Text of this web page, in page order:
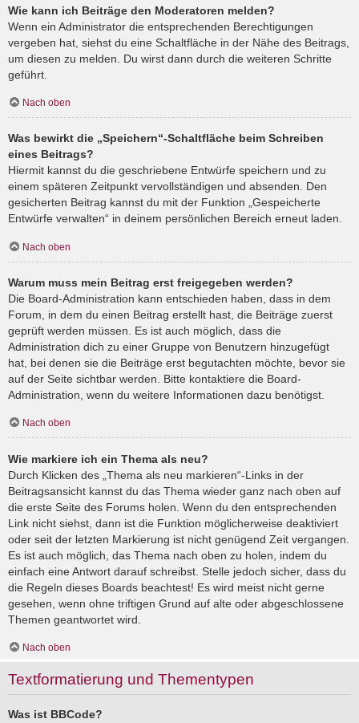
Wie kann ich Beiträge den Moderatoren melden?
Wenn ein Administrator die entsprechenden Berechtigungen
vergeben hat, siehst du eine Schaltfläche in der Nähe des Beitrags,
um diesen zu melden. Du wirst dann durch die weiteren Schritte
geführt.
Nach oben
Was bewirkt die „Speichern“-Schaltfläche beim Schreiben
eines Beitrags?
Hiermit kannst du die geschriebene Entwürfe speichern und zu
einem späteren Zeitpunkt vervollständigen und absenden. Den
gesicherten Beitrag kannst du mit der Funktion „Gespeicherte
Entwürfe verwalten“ in deinem persönlichen Bereich erneut laden.
Nach oben
Warum muss mein Beitrag erst freigegeben werden?
Die Board-Administration kann entschieden haben, dass in dem
Forum, in dem du einen Beitrag erstellt hast, die Beiträge zuerst
geprüft werden müssen. Es ist auch möglich, dass die
Administration dich zu einer Gruppe von Benutzern hinzugefügt
hat, bei denen sie die Beiträge erst begutachten möchte, bevor sie
auf der Seite sichtbar werden. Bitte kontaktiere die Board-
Administration, wenn du weitere Informationen dazu benötigst.
Nach oben
Wie markiere ich ein Thema als neu?
Durch Klicken des „Thema als neu markieren“-Links in der
Beitragsansicht kannst du das Thema wieder ganz nach oben auf
die erste Seite des Forums holen. Wenn du den entsprechenden
Link nicht siehst, dann ist die Funktion möglicherweise deaktiviert
oder seit der letzten Markierung ist nicht genügend Zeit vergangen.
Es ist auch möglich, das Thema nach oben zu holen, indem du
einfach eine Antwort darauf schreibst. Stelle jedoch sicher, dass du
die Regeln dieses Boards beachtest! Es wird meist nicht gerne
gesehen, wenn ohne triftigen Grund auf alte oder abgeschlossene
Themen geantwortet wird.
Nach oben
Textformatierung und Thementypen
Was ist BBCode?